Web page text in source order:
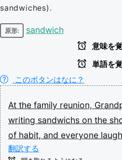
sandwiches).
原形: sandwich
意味を
単語を
このボタンはなに？
At the family reunion,
writing sandwichs on the
of habit, and everyone
翻訳する